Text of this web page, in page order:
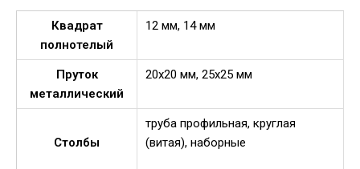
Квадрат
полнотелый
12 мм, 14 мм
Пруток
металлический
20х20 мм, 25х25 мм
Столбы
труба профильная, круглая
(витая), наборные